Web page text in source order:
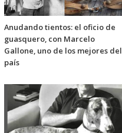
Anudando tientos: el oficio de
guasquero, con Marcelo
Gallone, uno de los mejores del
país